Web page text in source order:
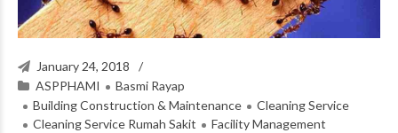
January 24, 2018
ASPPHAMI
Basmi Rayap
Building Construction & Maintenance
Cleaning Service
Cleaning Service Rumah Sakit
Facility Management